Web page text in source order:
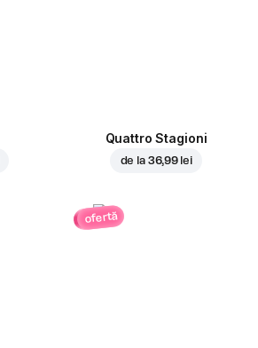
Quattro Stagioni
de la 36,99 lei
ofertă